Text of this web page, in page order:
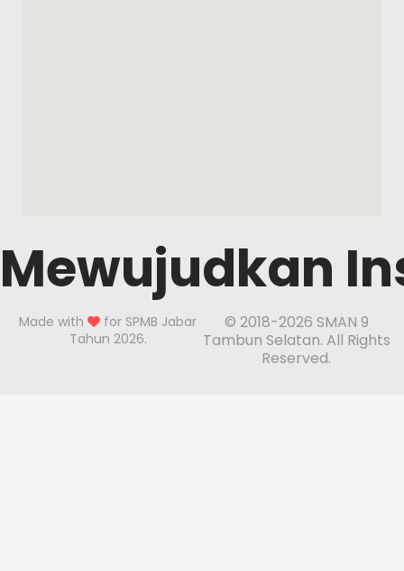
Mewujudkan
© 2018-2026 SMAN 9
Tambun Selatan. All Rights
Reserved.
Made with
for SPMB Jabar
Tahun 2026.